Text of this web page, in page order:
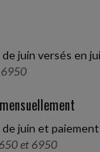
juin versés en
juin et
et 6950